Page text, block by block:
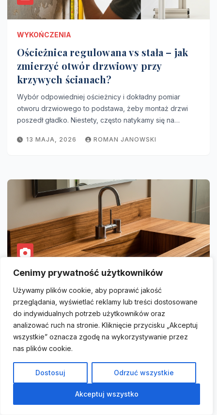
Cenimy prywatność użytkowników
Używamy plików cookie, aby poprawić jakość
przeglądania, wyświetlać reklamy lub treści dostosowane
do indywidualnych potrzeb użytkowników oraz
analizować ruch na stronie. Kliknięcie przycisku „Akceptuj
wszystkie” oznacza zgodę na wykorzystywanie przez
nas plików cookie.
Dostosuj Odrzuć wszystkie
Akceptuj wszystko
WYKOŃCZENIA
Ościeżnica regulowana vs stała – jak
zmierzyć otwór drzwiowy przy
krzywych ścianach?
Wybór odpowiedniej ościeżnicy i dokładny pomiar
otworu drzwiowego to podstawa, żeby montaż drzwi
poszedł gładko. Niestety, często natykamy się na…
13 MAJA, 2026 ROMAN JANOWSKI
WYKOŃCZENIA
Blat z litego drewna w łazience – jakie
gatunki egzotyczne (teak, iroko)
wytrzymają wilgoć?
Wyobraź sobie – blat z litego drewna w łazience. Czy to
nie brzmi fantastycznie? Od razu czuć więcej ciepła,
luksusu,…
12 MAJA, 2026 ROMAN JANOWSKI